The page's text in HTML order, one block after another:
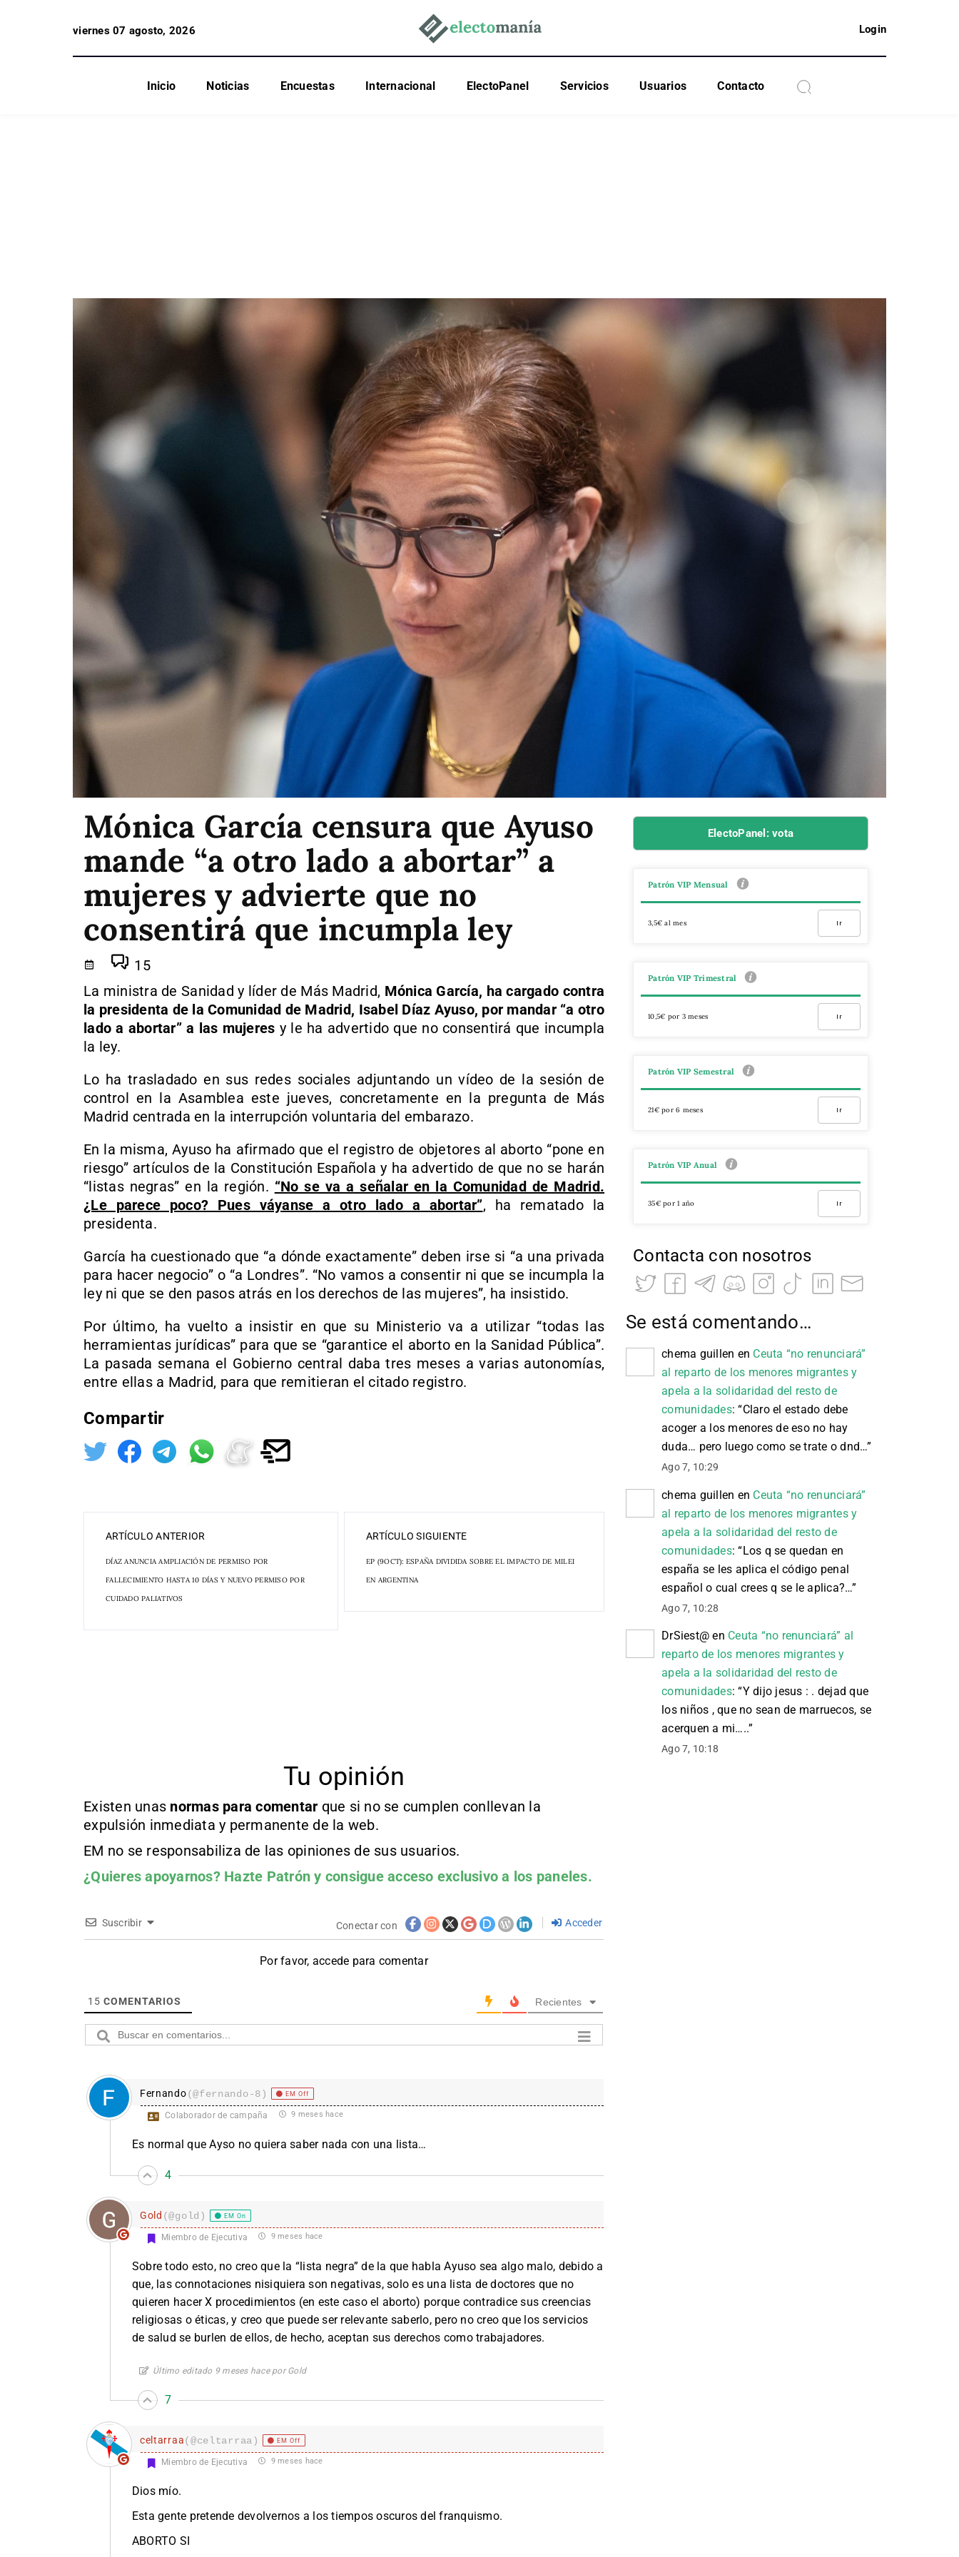
viernes 07 agosto, 2026 Login
Inicio Noticias Encuestas Internacional ElectoPanel Servicios Usuarios Contacto
Mónica García censura que Ayuso
mande “a otro lado a abortar” a
mujeres y advierte que no
consentirá que incumpla ley
15
La ministra de Sanidad y líder de Más Madrid, Mónica García, ha cargado contra
la presidenta de la Comunidad de Madrid, Isabel Díaz Ayuso, por mandar “a otro
lado a abortar” a las mujeres y le ha advertido que no consentirá que incumpla
la ley.
Lo ha trasladado en sus redes sociales adjuntando un vídeo de la sesión de
control en la Asamblea este jueves, concretamente en la pregunta de Más
Madrid centrada en la interrupción voluntaria del embarazo.
En la misma, Ayuso ha afirmado que el registro de objetores al aborto “pone en
riesgo” artículos de la Constitución Española y ha advertido de que no se harán
“listas negras” en la región. “No se va a señalar en la Comunidad de Madrid.
¿Le parece poco? Pues váyanse a otro lado a abortar”, ha rematado la
presidenta.
García ha cuestionado que “a dónde exactamente” deben irse si “a una privada
para hacer negocio” o “a Londres”. “No vamos a consentir ni que se incumpla la
ley ni que se den pasos atrás en los derechos de las mujeres”, ha insistido.
Por último, ha vuelto a insistir en que su Ministerio va a utilizar “todas las
herramientas jurídicas” para que se “garantice el aborto en la Sanidad Pública”.
La pasada semana el Gobierno central daba tres meses a varias autonomías,
entre ellas a Madrid, para que remitieran el citado registro.
Compartir
ARTÍCULO ANTERIOR
DÍAZ ANUNCIA AMPLIACIÓN DE PERMISO POR
FALLECIMIENTO HASTA 10 DÍAS Y NUEVO PERMISO POR
CUIDADO PALIATIVOS
ARTÍCULO SIGUIENTE
EP (9OCT): ESPAÑA DIVIDIDA SOBRE EL IMPACTO DE MILEI
EN ARGENTINA
Tu opinión
Existen unas normas para comentar que si no se cumplen conllevan la
expulsión inmediata y permanente de la web.
EM no se responsabiliza de las opiniones de sus usuarios.
¿Quieres apoyarnos? Hazte Patrón y consigue acceso exclusivo a los paneles.
Suscribir Conectar con Acceder
Por favor, accede para comentar
15 COMENTARIOS Recientes
Fernando(@fernando-8) EM Off
Colaborador de campaña 9 meses hace
Es normal que Ayso no quiera saber nada con una lista…
4
Gold (@gold) EM On
Miembro de Ejecutiva 9 meses hace
Sobre todo esto, no creo que la “lista negra” de la que habla Ayuso sea algo malo, debido a
que, las connotaciones nisiquiera son negativas, solo es una lista de doctores que no
quieren hacer X procedimientos (en este caso el aborto) porque contradice sus creencias
religiosas o éticas, y creo que puede ser relevante saberlo, pero no creo que los servicios
de salud se burlen de ellos, de hecho, aceptan sus derechos como trabajadores.
Último editado 9 meses hace por Gold
7
celtarraa(@celtarraa) EM Off
Miembro de Ejecutiva 9 meses hace
Dios mío.
Esta gente pretende devolvernos a los tiempos oscuros del franquismo.
ABORTO SI
ElectoPanel: vota
Patrón VIP Mensual
3,5€ al mes Ir
Patrón VIP Trimestral
10,5€ por 3 meses Ir
Patrón VIP Semestral
21€ por 6 meses Ir
Patrón VIP Anual
35€ por 1 año Ir
Contacta con nosotros
Se está comentando…
chema guillen en Ceuta “no renunciará”
al reparto de los menores migrantes y
apela a la solidaridad del resto de
comunidades: “Claro el estado debe
acoger a los menores de eso no hay
duda… pero luego como se trate o dnd…”
Ago 7, 10:29
chema guillen en Ceuta “no renunciará”
al reparto de los menores migrantes y
apela a la solidaridad del resto de
comunidades: “Los q se quedan en
españa se les aplica el código penal
español o cual crees q se le aplica?…”
Ago 7, 10:28
DrSiest@ en Ceuta “no renunciará” al
reparto de los menores migrantes y
apela a la solidaridad del resto de
comunidades: “Y dijo jesus : . dejad que
los niños , que no sean de marruecos, se
acerquen a mi…..”
Ago 7, 10:18